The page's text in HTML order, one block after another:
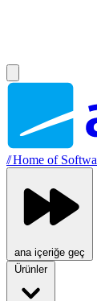
//Home of
ana içeriğe geç
Ürünler